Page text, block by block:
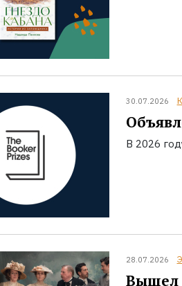
30.07.2026
В 2026
28.07.2026
Вышел